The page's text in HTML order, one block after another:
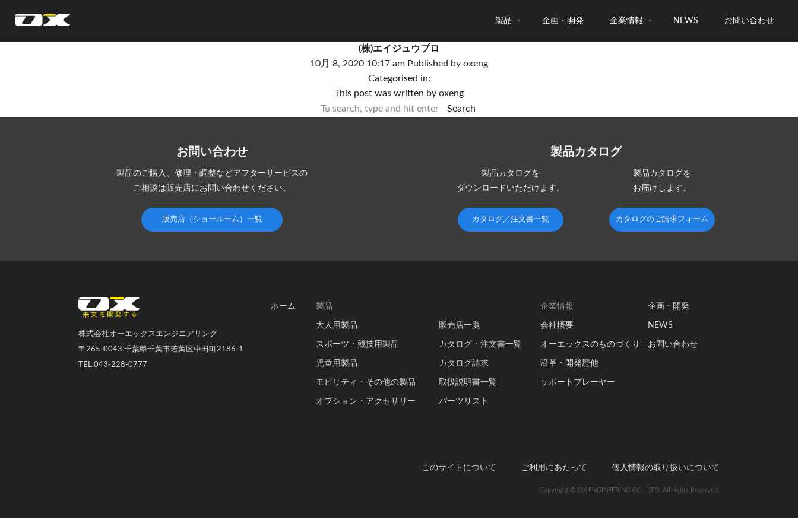
製品 企画・開発 企業情報 NEWS お問い合わせ
(株)エイジュウプロ
10月 8, 2020 10:17 am Published by oxeng
Categorised in:
This post was written by oxeng
Search
お問い合わせ
製品のご購入、修理・調整などアフターサービスの
ご相談は販売店にお問い合わせください。
販売店（ショールーム）一覧
製品カタログ
製品カタログを
ダウンロードいただけます。
カタログ／注文書一覧
製品カタログを
お届けします。
カタログのご請求フォーム
ホーム 製品
大人用製品
スポーツ・競技用製品
児童用製品
モビリティ・その他の製品
オプション・アクセサリー
販売店一覧
カタログ・注文書一覧
カタログ請求
取扱説明書一覧
パーツリスト
企業情報
会社概要
オーエックスのものづくり
沿革・開発歴他
サポートプレーヤー
企画・開発
NEWS
お問い合わせ
このサイトについて ご利用にあたって 個人情報の取り扱いについて
株式会社オーエックスエンジニアリング
〒265-0043 千葉県千葉市若葉区中田町2186-1
TEL.043-228-0777
Copyright © OX ENGINEERING CO., LTD. All rights Reserved.